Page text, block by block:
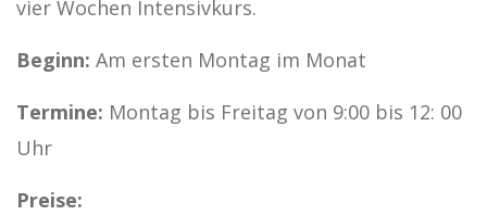
vier Wochen Intensivkurs.
Beginn: Am ersten Montag im Monat
Termine: Montag bis Freitag von 9:00 bis 12: 00
Uhr
Preise: